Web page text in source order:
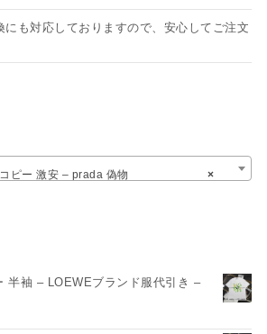
も対応しておりますので、安心してご注文
×
ピー 激安​ – prada 偽物
半袖 – LOEWEブランド服代引き –